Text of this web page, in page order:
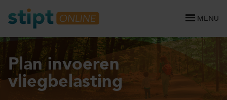
MENU
Plan invoeren
vliegbelasting